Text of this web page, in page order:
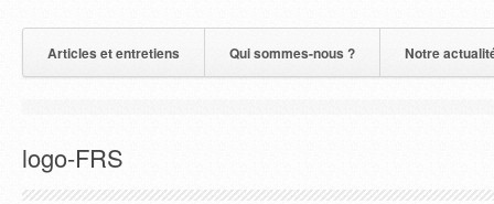
Articles et entretiens Qui sommes-nous ? Notre
logo-FRS